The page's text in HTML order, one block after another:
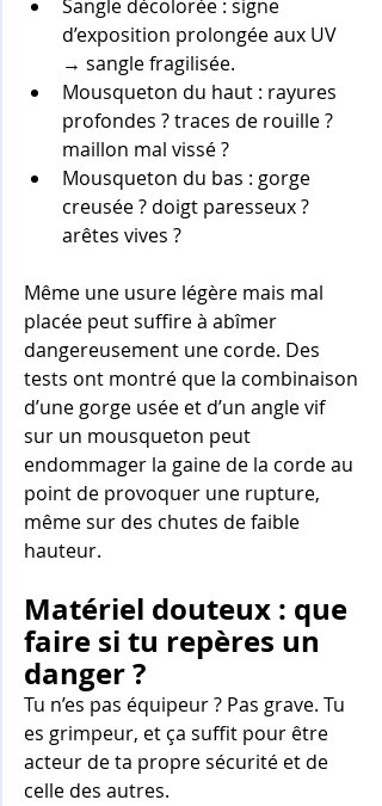
Sangle décolorée : signe
d’exposition prolongée aux UV
→ sangle fragilisée.
Mousqueton du haut : rayures
profondes ? traces de rouille ?
maillon mal vissé ?
Mousqueton du bas : gorge
creusée ? doigt paresseux ?
arêtes vives ?
Même une usure légère mais mal
placée peut suffire à abîmer
dangereusement une corde. Des
tests ont montré que la combinaison
d’une gorge usée et d’un angle vif
sur un mousqueton peut
endommager la gaine de la corde au
point de provoquer une rupture,
même sur des chutes de faible
hauteur.
Matériel douteux : que
faire si tu repères un
danger ?
Tu n’es pas équipeur ? Pas grave. Tu
es grimpeur, et ça suffit pour être
acteur de ta propre sécurité et de
celle des autres.